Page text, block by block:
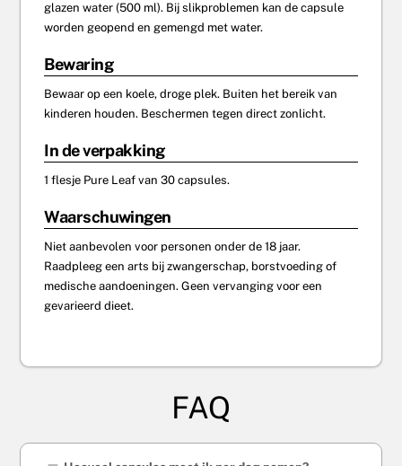
glazen water (500 ml). Bij slikproblemen kan de capsule
worden geopend en gemengd met water.
Bewaring
Bewaar op een koele, droge plek. Buiten het bereik van
kinderen houden. Beschermen tegen direct zonlicht.
In de verpakking
1 flesje Pure Leaf van 30 capsules.
Waarschuwingen
Niet aanbevolen voor personen onder de 18 jaar.
Raadpleeg een arts bij zwangerschap, borstvoeding of
medische aandoeningen. Geen vervanging voor een
gevarieerd dieet.
FAQ